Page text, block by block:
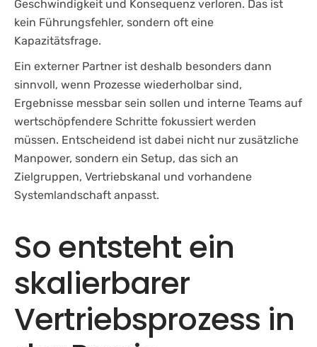
Geschwindigkeit und Konsequenz verloren. Das ist
kein Führungsfehler, sondern oft eine
Kapazitätsfrage.
Ein externer Partner ist deshalb besonders dann
sinnvoll, wenn Prozesse wiederholbar sind,
Ergebnisse messbar sein sollen und interne Teams auf
wertschöpfendere Schritte fokussiert werden
müssen. Entscheidend ist dabei nicht nur zusätzliche
Manpower, sondern ein Setup, das sich an
Zielgruppen, Vertriebskanal und vorhandene
Systemlandschaft anpasst.
So entsteht ein
skalierbarer
Vertriebsprozess in